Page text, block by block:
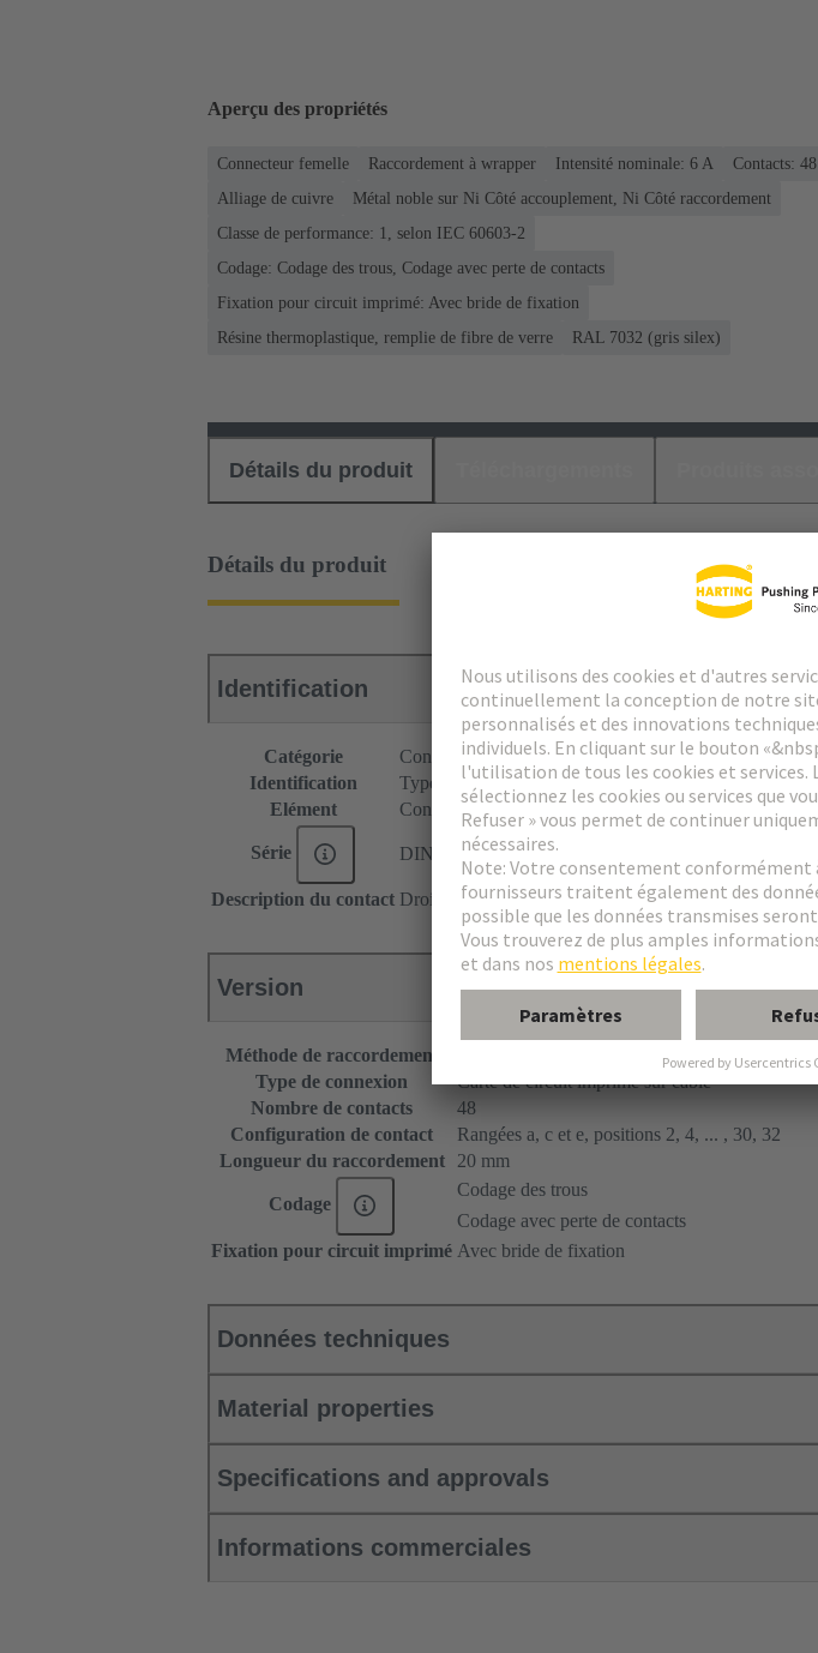
Aperçu des propriétés
Connecteur femelle Raccordement à wrapper Intensité nominale: ‌6 A Contacts: 48
Alliage de cuivre
Métal noble sur Ni Côté accouplement, Ni Côté raccordement
Classe de performance: 1, selon IEC 60603-2
Codage: Codage des trous, Codage avec perte de contacts
Fixation pour circuit imprimé: Avec bride de fixation
Résine thermoplastique, remplie de fibre de verre
RAL 7032 (gris silex)
Détails du produit
Détails du produit
Identification
Catégorie
Connecteurs
Identification
Type E
Elément
Connecteur femelle
Série DIN 41612
Description du contact Droit
Version
Méthode de raccordement
Type de connexion
Carte de circuit imprimé sur câble
Nombre de contacts
48
Configuration de contact
Rangées a, c et e, positions 2, 4, ... , 30, 32
Longueur du raccordement
20 mm
Codage
Codage des trous
Codage avec perte de contacts
Fixation pour circuit imprimé Avec bride de fixation
Données techniques
Material properties
Specifications and approvals
Informations commerciales